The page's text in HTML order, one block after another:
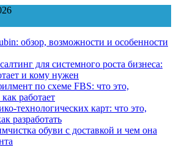
обзор, возможности и особенности
для системного роста бизнеса:
и кому нужен
по схеме FBS: что это,
работает
технологических карт: что это,
разработать
обуви с доставкой и чем она